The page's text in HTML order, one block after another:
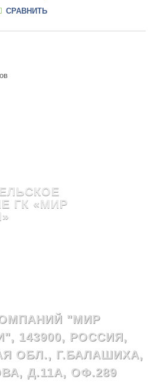
СРАВНИТЬ
ГК «МИР
"МИР
143900, РОССИЯ,
ОБЛ., Г.БАЛАШИХА,
Д.11А, ОФ.289